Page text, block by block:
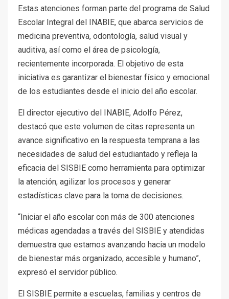
Estas atenciones forman parte del programa de Salud
Escolar Integral del INABIE, que abarca servicios de
medicina preventiva, odontología, salud visual y
auditiva, así como el área de psicología,
recientemente incorporada. El objetivo de esta
iniciativa es garantizar el bienestar físico y emocional
de los estudiantes desde el inicio del año escolar.
El director ejecutivo del INABIE, Adolfo Pérez,
destacó que este volumen de citas representa un
avance significativo en la respuesta temprana a las
necesidades de salud del estudiantado y refleja la
eficacia del SISBIE como herramienta para optimizar
la atención, agilizar los procesos y generar
estadísticas clave para la toma de decisiones.
“Iniciar el año escolar con más de 300 atenciones
médicas agendadas a través del SISBIE y atendidas
demuestra que estamos avanzando hacia un modelo
de bienestar más organizado, accesible y humano”,
expresó el servidor público.
El SISBIE permite a escuelas, familias y centros de